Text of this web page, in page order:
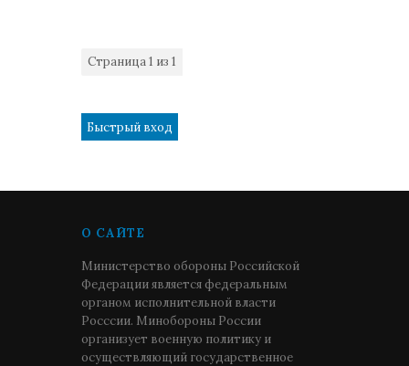
Страница1 из 1
О САЙТЕ
Министерство обороны Российской
Федерации является федеральным
органом исполнительной власти
Росссии. Минобороны России
организует военную политику и
осуществляющий государственное